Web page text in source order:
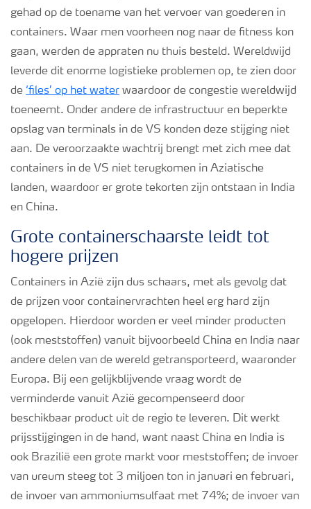
gehad op de toename van het vervoer van goederen in
containers. Waar men voorheen nog naar de fitness kon
gaan, werden de appraten nu thuis besteld. Wereldwijd
leverde dit enorme logistieke problemen op, te zien door
de ‘files’ op het water waardoor de congestie wereldwijd
toeneemt. Onder andere de infrastructuur en beperkte
opslag van terminals in de VS konden deze stijging niet
aan. De veroorzaakte wachtrij brengt met zich mee dat
containers in de VS niet terugkomen in Aziatische
landen, waardoor er grote tekorten zijn ontstaan in India
en China.
Grote containerschaarste leidt tot
hogere prijzen
Containers in Azië zijn dus schaars, met als gevolg dat
de prijzen voor containervrachten heel erg hard zijn
opgelopen. Hierdoor worden er veel minder producten
(ook meststoffen) vanuit bijvoorbeeld China en India naar
andere delen van de wereld getransporteerd, waaronder
Europa. Bij een gelijkblijvende vraag wordt de
verminderde vanuit Azië gecompenseerd door
beschikbaar product uit de regio te leveren. Dit werkt
prijsstijgingen in de hand, want naast China en India is
ook Brazilië een grote markt voor meststoffen; de invoer
van ureum steeg tot 3 miljoen ton in januari en februari,
de invoer van ammoniumsulfaat met 74%; de invoer van